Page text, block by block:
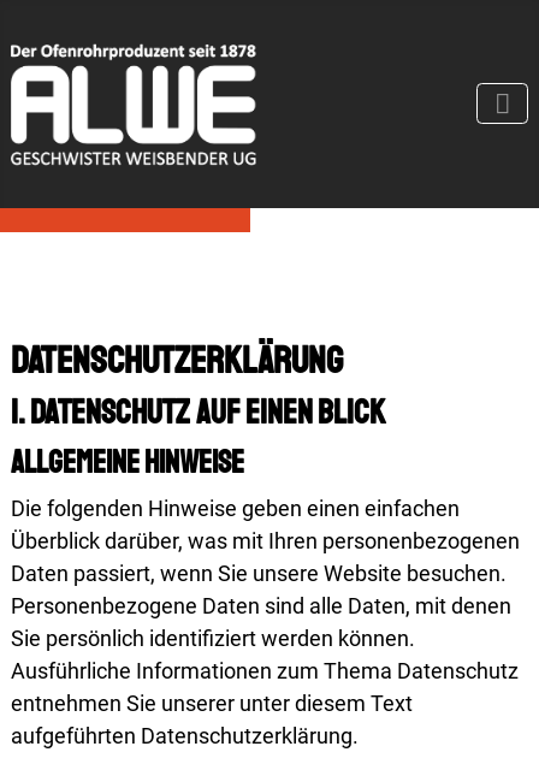
Daten­schutz­erklärung
1. Datenschutz auf einen Blick
Allgemeine Hinweise
Die folgenden Hinweise geben einen einfachen
Überblick darüber, was mit Ihren personenbezogenen
Daten passiert, wenn Sie unsere Website besuchen.
Personenbezogene Daten sind alle Daten, mit denen
Sie persönlich identifiziert werden können.
Ausführliche Informationen zum Thema Datenschutz
entnehmen Sie unserer unter diesem Text
aufgeführten Datenschutzerklärung.